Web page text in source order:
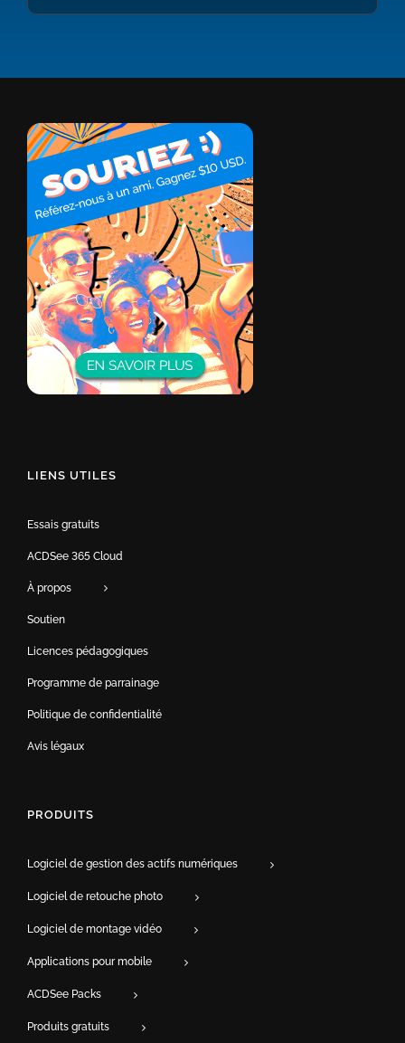
LIENS UTILES
Essais gratuits
ACDSee 365 Cloud
À propos
Soutien
Licences pédagogiques
Programme de parrainage
Politique de confidentialité
Avis légaux
PRODUITS
Logiciel de gestion des actifs numériques
Logiciel de retouche photo
Logiciel de montage vidéo
Applications pour mobile
ACDSee Packs
Produits gratuits